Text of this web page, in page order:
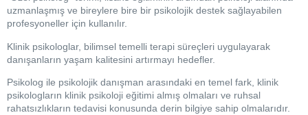
uzmanlaşmış ve bireylere bire bir psikolojik destek sağlayabilen
profesyoneller için kullanılır.
Klinik psikologlar, bilimsel temelli terapi süreçleri uygulayarak
danışanların yaşam kalitesini artırmayı hedefler.
Psikolog ile psikolojik danışman arasındaki en temel fark, klinik
psikologların klinik psikoloji eğitimi almış olmaları ve ruhsal
rahatsızlıkların tedavisi konusunda derin bilgiye sahip olmalarıdır.